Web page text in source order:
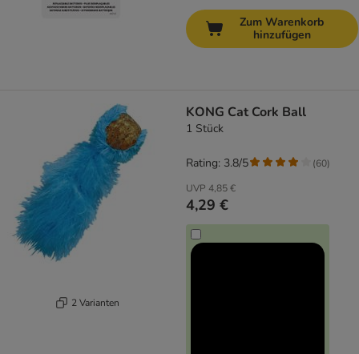
Zum Warenkorb
hinzufügen
2 Varianten
KONG Cat Cork Ball
1 Stück
UVP 4,85 €
4,29 €
Rating: 3.8/5 (60)